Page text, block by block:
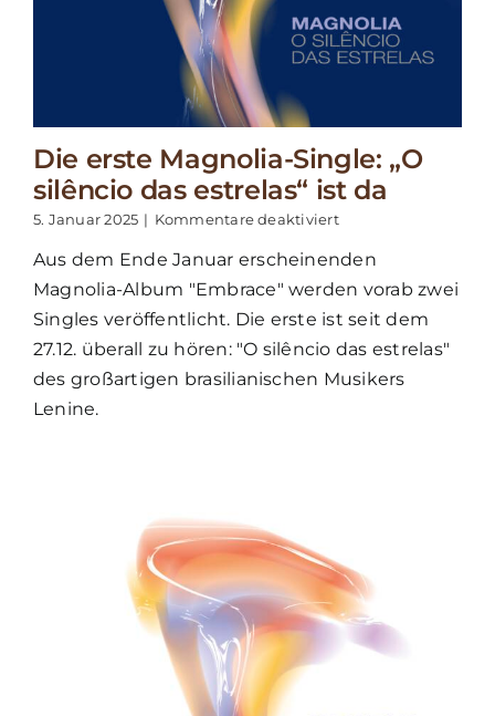
Die erste Magnolia-Single: „O
silêncio das estrelas“ ist da
5. Januar 2025 | Kommentare deaktiviertfür
erste
Magnolia-
„O
silêncio
estrelas“
Aus dem Ende Januar erscheinenden
Magnolia-Album "Embrace" werden vorab zwei
Singles veröffentlicht. Die erste ist seit dem
27.12. überall zu hören: "O silêncio das estrelas"
des großartigen brasilianischen Musikers
Lenine.